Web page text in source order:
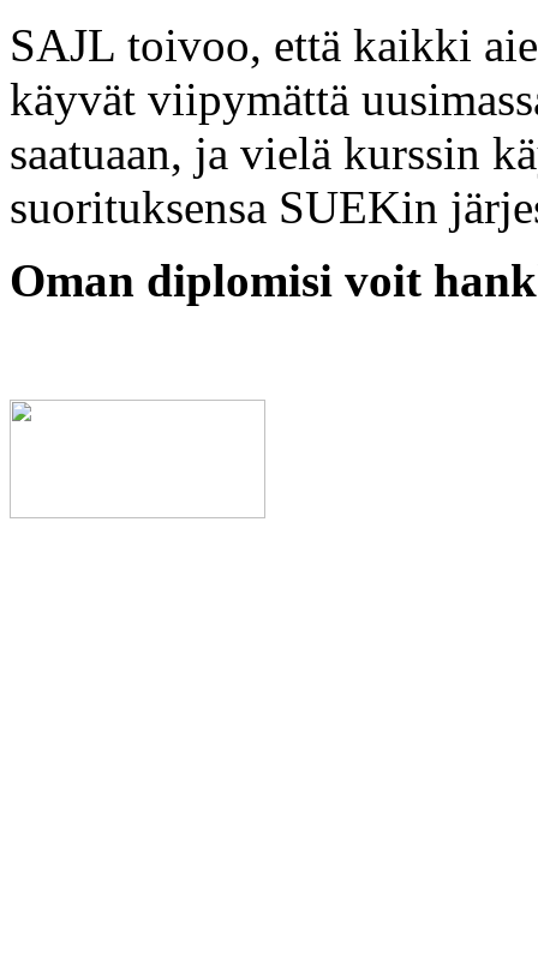
SAJL toivoo, että kaikki
käyvät viipymättä
saatuaan, ja vielä kurssin
suorituksensa SUEKin
Oman diplomisi voit